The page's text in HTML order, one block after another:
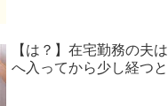
【は？】在宅勤務の夫
へ入ってから少し経つ